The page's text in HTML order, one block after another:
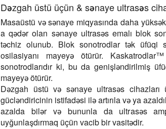
Dəzgah üstü üçün & sənaye ultrasəs
Masaüstü və sənaye miqyasında daha
a qədər olan sənaye ultrasəs emalı blok
təchiz olunub. Blok sonotrodlar tək
osilasiyanı mayeyə ötürür.
sonotrodlarıdır ki, bu da genişləndirilmiş
mayeyə ötürür.
Dəzgah üstü və sənaye ultrasəs cihazları
gücləndiricinin istifadəsi ilə artırıla və ya
azalda bilər və bununla da ultrasəs
uyğunlaşdırmaq üçün vacib bir vasitədir.